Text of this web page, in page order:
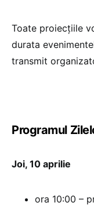
Toate proiecțiile
durata
transmit
Programul
Joi, 10 aprilie
ora 10:00 –